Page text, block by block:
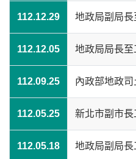
112.12.29 地政局副局長
112.12.05 地政局局長至
112.09.25 內政部地政
112.05.25 新北市副市長
112.05.18 地政局副局長